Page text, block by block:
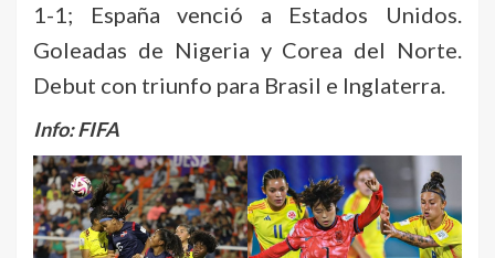
1-1; España venció a Estados Unidos.
Goleadas de Nigeria y Corea del Norte.
Debut con triunfo para Brasil e Inglaterra.
Info: FIFA